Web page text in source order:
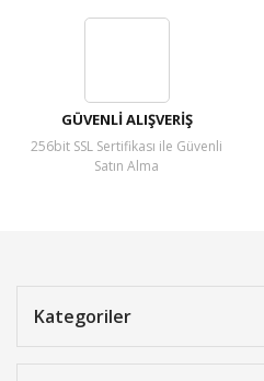
GÜVENLİ ALIŞVERİŞ
256bit SSL Sertifikası ile Güvenli
Satın Alma
Kategoriler